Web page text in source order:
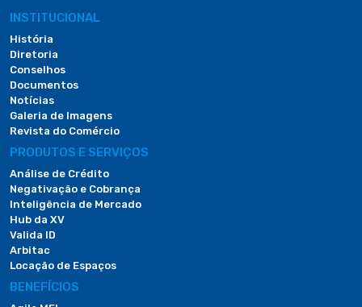
INSTITUCIONAL
História
Diretoria
Conselhos
Documentos
Notícias
Galeria de Imagens
Revista do Comércio
PRODUTOS E SERVIÇOS
Análise de Crédito
Negativação e Cobrança
Inteligência de Mercado
Hub da XV
Valida ID
Arbitac
Locação de Espaços
BENEFÍCIOS